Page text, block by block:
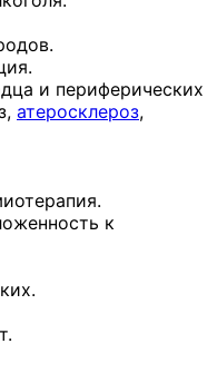
и периферических
атеросклероз,
к